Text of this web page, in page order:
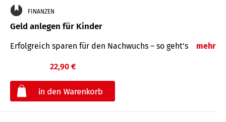
FINANZEN
Geld anlegen für Kinder
Erfolgreich sparen für den Nachwuchs – so geht's mehr
22,90 €